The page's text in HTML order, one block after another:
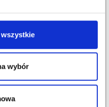
wybór
BAMBUS WIKINGÓW
11,05 zł